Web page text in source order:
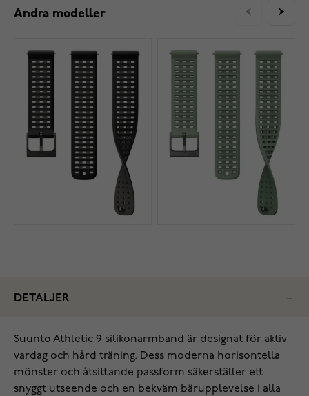
Andra modeller
DETALJER
Suunto Athletic 9 silikonarmband är designat för aktiv
vardag och hård träning. Dess moderna horisontella
mönster och åtsittande passform säkerställer ett
snyggt utseende och en bekväm bärupplevelse i alla